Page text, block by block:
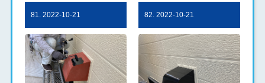
81. 2022-10-21 82. 2022-10-21